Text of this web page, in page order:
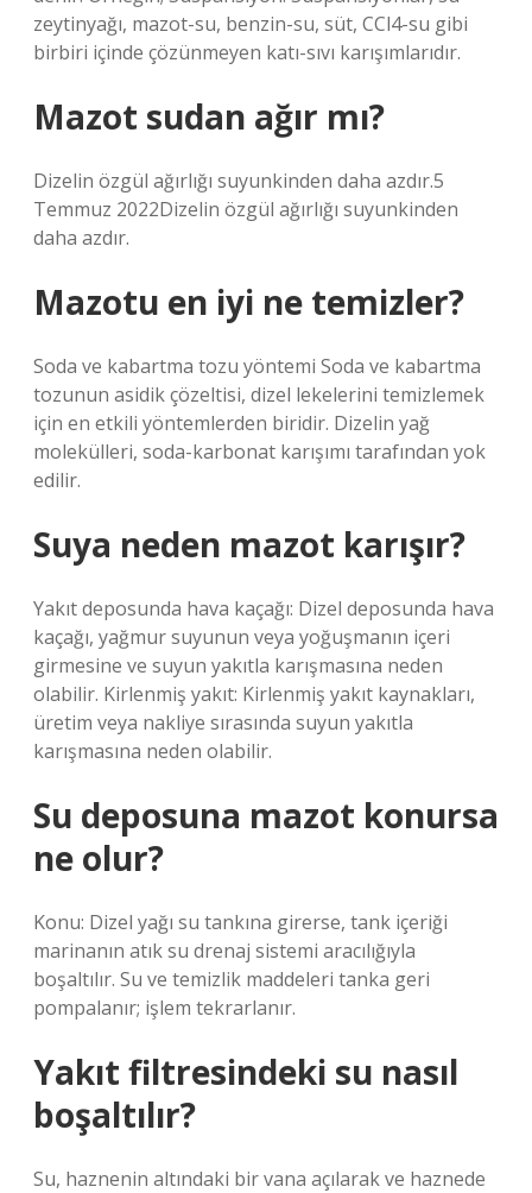
zeytinyağı, mazot-su, benzin-su, süt, CCl4-su gibi
birbiri içinde çözünmeyen katı-sıvı karışımlarıdır.
Mazot sudan ağır mı?
Dizelin özgül ağırlığı suyunkinden daha azdır.5
Temmuz 2022Dizelin özgül ağırlığı suyunkinden
daha azdır.
Mazotu en iyi ne temizler?
Soda ve kabartma tozu yöntemi Soda ve kabartma
tozunun asidik çözeltisi, dizel lekelerini temizlemek
için en etkili yöntemlerden biridir. Dizelin yağ
molekülleri, soda-karbonat karışımı tarafından yok
edilir.
Suya neden mazot karışır?
Yakıt deposunda hava kaçağı: Dizel deposunda hava
kaçağı, yağmur suyunun veya yoğuşmanın içeri
girmesine ve suyun yakıtla karışmasına neden
olabilir. Kirlenmiş yakıt: Kirlenmiş yakıt kaynakları,
üretim veya nakliye sırasında suyun yakıtla
karışmasına neden olabilir.
Su deposuna mazot konursa
ne olur?
Konu: Dizel yağı su tankına girerse, tank içeriği
marinanın atık su drenaj sistemi aracılığıyla
boşaltılır. Su ve temizlik maddeleri tanka geri
pompalanır; işlem tekrarlanır.
Yakıt filtresindeki su nasıl
boşaltılır?
Su, haznenin altındaki bir vana açılarak ve haznede